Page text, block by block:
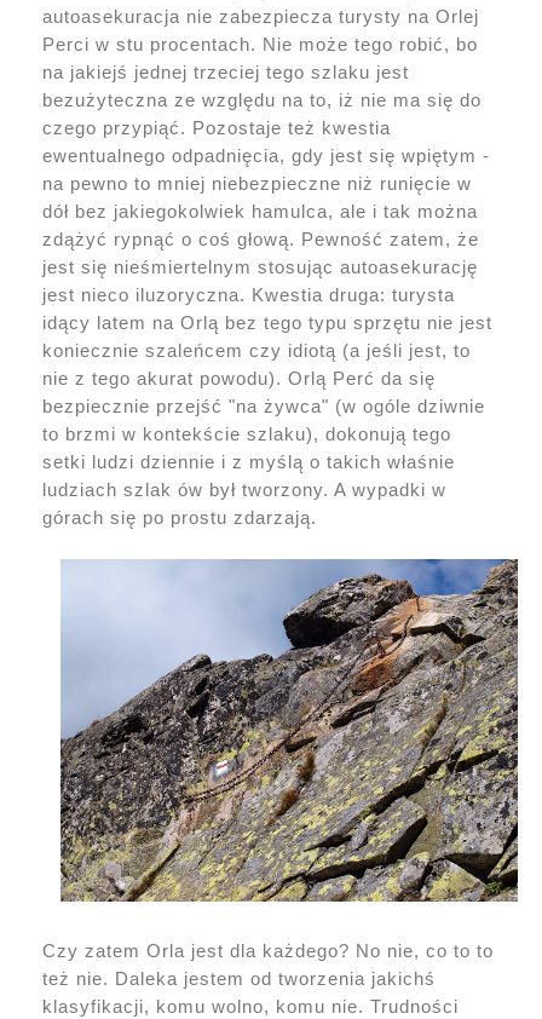
autoasekuracja nie zabezpiecza turysty na Orlej
Perci w stu procentach. Nie może tego robić, bo
na jakiejś jednej trzeciej tego szlaku jest
bezużyteczna ze względu na to, iż nie ma się do
czego przypiąć. Pozostaje też kwestia
ewentualnego odpadnięcia, gdy jest się wpiętym -
na pewno to mniej niebezpieczne niż runięcie w
dół bez jakiegokolwiek hamulca, ale i tak można
zdążyć rypnąć o coś głową. Pewność zatem, że
jest się nieśmiertelnym stosując autoasekurację
jest nieco iluzoryczna. Kwestia druga: turysta
idący latem na Orlą bez tego typu sprzętu nie jest
koniecznie szaleńcem czy idiotą (a jeśli jest, to
nie z tego akurat powodu). Orlą Perć da się
bezpiecznie przejść "na żywca" (w ogóle dziwnie
to brzmi w kontekście szlaku), dokonują tego
setki ludzi dziennie i z myślą o takich właśnie
ludziach szlak ów był tworzony. A wypadki w
górach się po prostu zdarzają.
Czy zatem Orla jest dla każdego? No nie, co to to
też nie. Daleka jestem od tworzenia jakichś
klasyfikacji, komu wolno, komu nie. Trudności